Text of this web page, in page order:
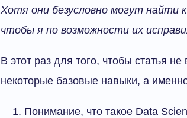
Хотя они безусловно могут найти
чтобы я по возможности их
В этот раз для того, чтобы статья
некоторые базовые навыки, а
Понимание, что такое Data